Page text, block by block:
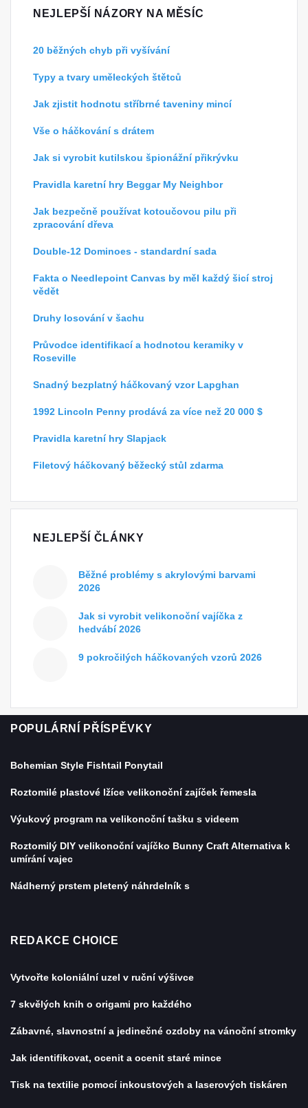
NEJLEPŠÍ NÁZORY NA MĚSÍC
20 běžných chyb při vyšívání
Typy a tvary uměleckých štětců
Jak zjistit hodnotu stříbrné taveniny mincí
Vše o háčkování s drátem
Jak si vyrobit kutilskou špionážní přikrývku
Pravidla karetní hry Beggar My Neighbor
Jak bezpečně používat kotoučovou pilu při
zpracování dřeva
Double-12 Dominoes - standardní sada
Fakta o Needlepoint Canvas by měl každý šicí stroj
vědět
Druhy losování v šachu
Průvodce identifikací a hodnotou keramiky v
Roseville
Snadný bezplatný háčkovaný vzor Lapghan
1992 Lincoln Penny prodává za více než 20 000 $
Pravidla karetní hry Slapjack
Filetový háčkovaný běžecký stůl zdarma
NEJLEPŠÍ ČLÁNKY
Běžné problémy s akrylovými barvami
2026
Jak si vyrobit velikonoční vajíčka z
hedvábí 2026
9 pokročilých háčkovaných vzorů 2026
POPULÁRNÍ PŘÍSPĚVKY
Bohemian Style Fishtail Ponytail
Roztomilé plastové lžíce velikonoční zajíček řemesla
Výukový program na velikonoční tašku s videem
Roztomilý DIY velikonoční vajíčko Bunny Craft Alternativa k
umírání vajec
Nádherný prstem pletený náhrdelník s
REDAKCE CHOICE
Vytvořte koloniální uzel v ruční výšivce
7 skvělých knih o origami pro každého
Zábavné, slavnostní a jedinečné ozdoby na vánoční stromky
Jak identifikovat, ocenit a ocenit staré mince
Tisk na textilie pomocí inkoustových a laserových tiskáren